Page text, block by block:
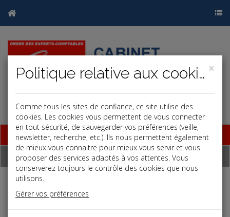
Base documentaire
Dépêches
Vie des affaires
Date: 2025-10-31
×
Politique relative aux cookies
Comme tous les sites de confiance, ce site utilise des
cookies. Les cookies vous permettent de vous connecter
en tout sécurité, de sauvegarder vos préférences (veille,
newsletter, recherche, etc.). Ils nous permettent également
de mieux vous connaitre pour mieux vous servir et vous
proposer des services adaptés à vos attentes. Vous
conserverez toujours le contrôle des cookies que nous
utilisons.
Gérer vos préférences